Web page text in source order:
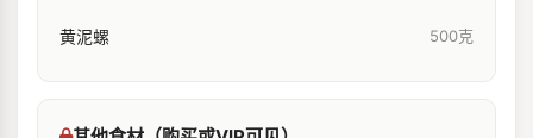
黄泥螺 500克